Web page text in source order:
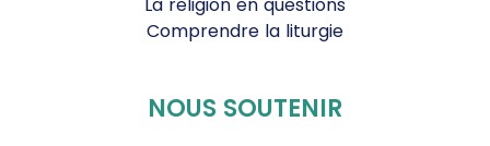
La religion en questions
Comprendre la liturgie
NOUS SOUTENIR